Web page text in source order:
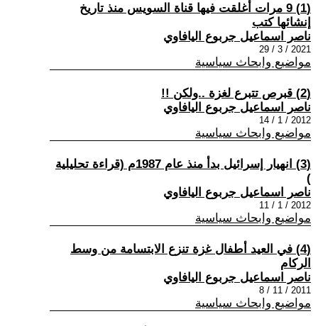
(1) 9 مرات أغلقت فيها قناة السويس منذ تاريخ
إنشائها كتب
ناصر اسماعيل جربوع اليافاوي
2021 / 3 / 29
مواضيع وابحاث سياسية
(2) قبرص تتبرع لغزة ..ولكن !!
ناصر اسماعيل جربوع اليافاوي
2012 / 1 / 14
مواضيع وابحاث سياسية
(3) انهيار إسرائيل بدأ منذ عام 1987م (قراءة تحليلية
)
ناصر اسماعيل جربوع اليافاوي
2012 / 1 / 11
مواضيع وابحاث سياسية
(4) في العيد أطفال غزة تنزع الابتسامة من وسط
الركام
ناصر اسماعيل جربوع اليافاوي
2011 / 11 / 8
مواضيع وابحاث سياسية